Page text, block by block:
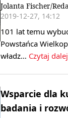
Jolanta Fischer/
2019-12-27, 14:12
101 lat temu
Powstańca
władz… Czytaj
Wsparcie dla
badania i